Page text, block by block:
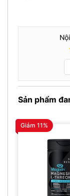
Sản phẩm
Giảm 11%